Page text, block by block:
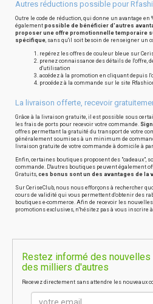
Autres réductions possible pour
Outre le code de réduction, qui donne un avantage en
également possible de bénéficier d'autres
proposer une offre promotionnelle temporaire
spécifique, sans qu'il soit besoin de renseigner un
repérez les offres de couleur bleue sur
prenez connaissance des détails de l'offre,
d'utilisation
accédez à la promotion en cliquant depuis
procédez à la commande sur le site
La livraison offerte, recevoir
Grâce à la livraison gratuite, il est possible sous
les frais de ports pour recevoir votre commande.
offres permettant la gratuité du transport de votre
généralement soumises à un minimum de
livraison gratuite de votre commande à domicile à
Enfin, certaines boutiques proposent des "cadeaux",
commande. D'autres boutiques peuvent également
Gratuits, ces bonus sont un des avantages de la
Sur CeriseClub, nous nous efforçons à rechercher
cours de validité qui vous permettent d'obtenir des
boutiques e-commerce. Afin de recevoir les
promotions exclusives, n'hésitez pas à vous inscrire
Restez informé des
des milliers d'autres
Recevez directement sans attendre les nouveaux